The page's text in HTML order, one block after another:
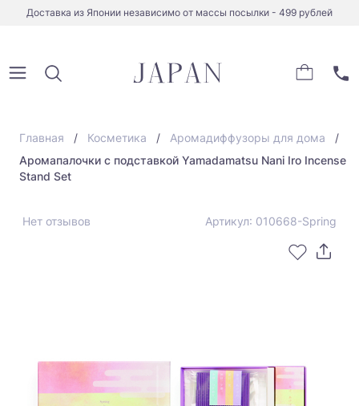
Доставка из Японии независимо от массы посылки - 499 рублей
Главная Косметика
Аромадиффузоры для дома
Аромапалочки с подставкой Yamadamatsu Nani Iro Incense
Stand Set
Нет отзывов Артикул: 010668-Spring